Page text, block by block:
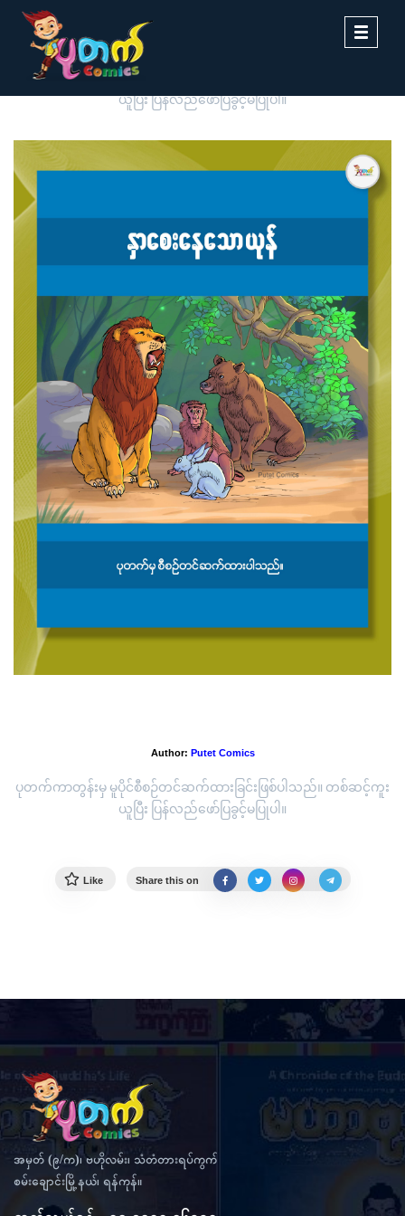
Toggle
ပုတက်ကာတွန်းမှ မူပိုင်စီစဉ်တင်ဆက်ထားခြင်းဖြစ်ပါသည်။ တစ်ဆင့်ကူး
ယူပြီး ပြန်လည်ဖော်ပြခွင့်မပြုပါ။
Author: Putet Comics
ပုတက်ကာတွန်းမှ မူပိုင်စီစဉ်တင်ဆက်ထားခြင်းဖြစ်ပါသည်။ တစ်ဆင့်ကူး
ယူပြီး ပြန်လည်ဖော်ပြခွင့်မပြုပါ။
Like Share this on
အမှတ် (၉/က)၊ ဗဟိုလမ်း၊ သံတံတားရပ်ကွက်
စမ်းချောင်းမြို့နယ်၊ ရန်ကုန်။